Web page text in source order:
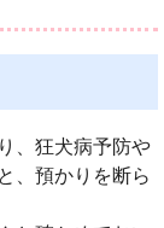
、狂犬病予防や
、預かりを断ら